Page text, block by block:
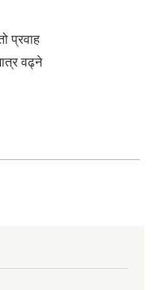
प्रवाह
वढ्ने